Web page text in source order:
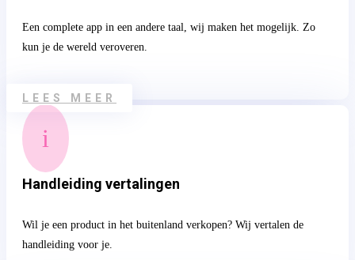
Een complete app in een andere taal, wij maken het mogelijk. Zo
kun je de wereld veroveren.
LEES MEER
i
Handleiding vertalingen
Wil je een product in het buitenland verkopen? Wij vertalen de
handleiding voor je.